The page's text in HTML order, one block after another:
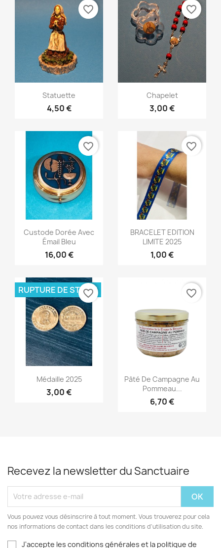
Aperçu rapide
Statuette
4,50 €
favorite_border
Aperçu rapide
Chapelet
3,00 €
favorite_border
Aperçu rapide
Custode Dorée Avec
Émail Bleu
16,00 €
favorite_border
Aperçu rapide
BRACELET EDITION
LIMITE 2025
1,00 €
favorite_border
Aperçu rapide
Médaille 2025
3,00 €
RUPTURE DE STOCK
favorite_border
 Aperçu rapide
Pâté De Campagne Au
Pommeau...
6,70 €
favorite_border
Recevez la newsletter du Sanctuaire
Vous pouvez vous désinscrire à tout moment. Vous trouverez pour cela
nos informations de contact dans les conditions d'utilisation du site.
J'accepte les conditions générales et la politique de